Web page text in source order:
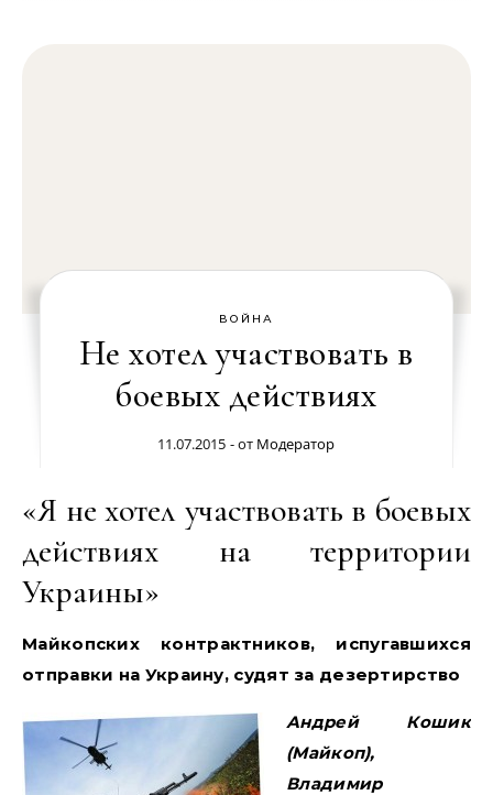
ВОЙНА
Не хотел участвовать в
боевых действиях
11.07.2015 - от Модератор
«Я не хотел участвовать в боевых
действиях на территории
Украины»
Майкопских контрактников, испугавшихся
отправки на Украину, судят за дезертирство
Андрей Кошик
(Майкоп),
Владимир